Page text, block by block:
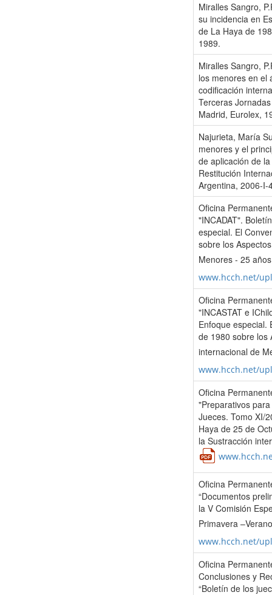
Miralles Sangro,
su incidencia en
de La Haya de
1989.
Miralles Sangro,
los menores en el
codificación
Terceras
Madrid, Eurolex,
Najurieta, María
menores y el
de aplicación de
Restitución
Argentina, 2006-I-
Oficina
"INCADAT".
especial. El
sobre los
Menores - 25
www.hcch.net/
Oficina
"INCASTAT e
Enfoque especial.
de 1980 sobre los
internacional de
www.hcch.net/
Oficina
"Preparativos
Jueces. Tomo XI/
Haya de 25 de
la Sustracción
Oficina
“Documentos
la V Comisión
Primavera
www.hcch.net/
Oficina
Conclusiones y
“Boletín de los